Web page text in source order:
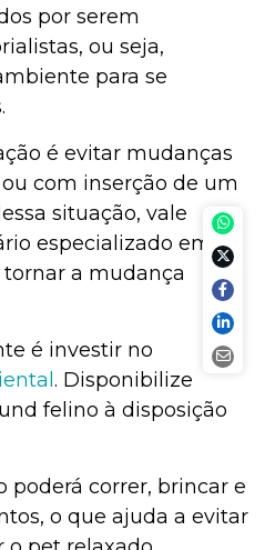
por serem
ou seja,
para se
é evitar mudanças
com inserção de um
situação, vale
especializado em
a mudança
é investir no
. Disponibilize
felino à disposição
poderá correr, brincar e
o que ajuda a evitar